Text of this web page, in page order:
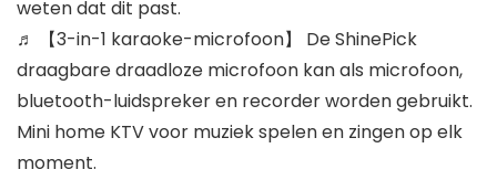
weten dat dit past.
♬ 【3-in-1 karaoke-microfoon】 De ShinePick
draagbare draadloze microfoon kan als microfoon,
bluetooth-luidspreker en recorder worden gebruikt.
Mini home KTV voor muziek spelen en zingen op elk
moment.